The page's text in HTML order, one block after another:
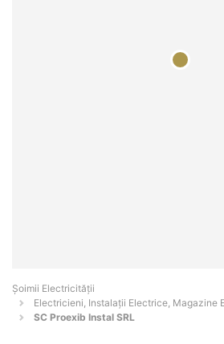
Șoimii Electricității
Electricieni, Instalații Electrice, Magazine
SC Proexib Instal SRL